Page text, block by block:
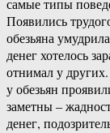
самые типы
Появились
обезьяна
денег хотелось
отнимал у
у обезьян
заметны –
денег,